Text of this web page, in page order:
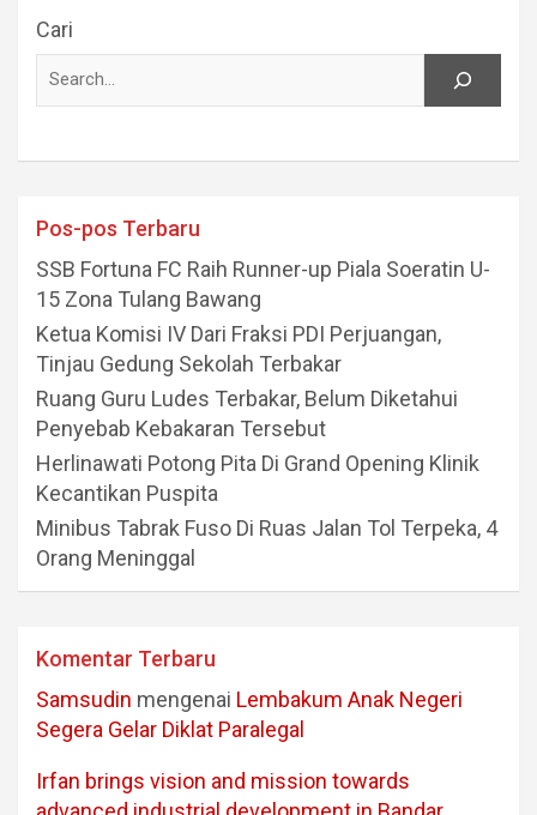
Cari
Pos-pos Terbaru
SSB Fortuna FC Raih Runner-up Piala Soeratin U-
15 Zona Tulang Bawang
Ketua Komisi IV Dari Fraksi PDI Perjuangan,
Tinjau Gedung Sekolah Terbakar
Ruang Guru Ludes Terbakar, Belum Diketahui
Penyebab Kebakaran Tersebut
Herlinawati Potong Pita Di Grand Opening Klinik
Kecantikan Puspita
Minibus Tabrak Fuso Di Ruas Jalan Tol Terpeka, 4
Orang Meninggal
Komentar Terbaru
Samsudin mengenai Lembakum Anak Negeri
Segera Gelar Diklat Paralegal
Irfan brings vision and mission towards